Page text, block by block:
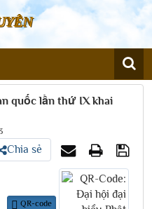
quốc lần thứ IX khai
Chia sẻ
QR-code